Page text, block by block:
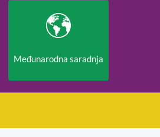
Međunarodna saradnja